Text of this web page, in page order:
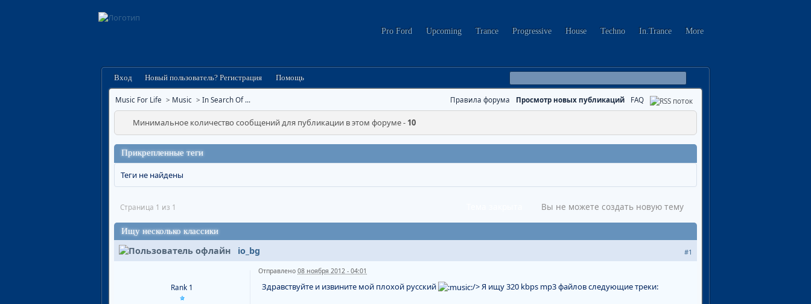
Pro Ford Upcoming Trance Progressive House Techno In.Trance More
Вход Новый пользователь? Регистрация Помощь
Music For Life > Music > In Search Of ... Правила форума Просмотр новых публикаций FAQ
Минимальное количество сообщений для публикации в этом форуме - 10
Прикрепленные теги
Теги не найдены
Страница 1 из 1 Вы не можете создать новую тему
Ищу несколько классики
#1
io_bg
Rank 1
Отправлено 08 ноября 2012 - 04:01
Здравствуйте и извините мой плохой русский /> Я ищу 320 kbps mp3 файлов следующие треки: